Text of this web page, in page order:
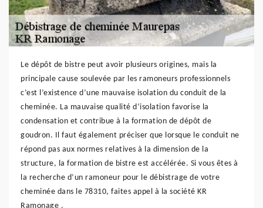
Le dépôt de bistre peut avoir plusieurs origines, mais la
principale cause soulevée par les ramoneurs professionnels
c’est l’existence d’une mauvaise isolation du conduit de la
cheminée. La mauvaise qualité d’isolation favorise la
condensation et contribue à la formation de dépôt de
goudron. Il faut également préciser que lorsque le conduit ne
répond pas aux normes relatives à la dimension de la
structure, la formation de bistre est accélérée. Si vous êtes à
la recherche d’un ramoneur pour le débistrage de votre
cheminée dans le 78310, faites appel à la société KR
Ramonage .